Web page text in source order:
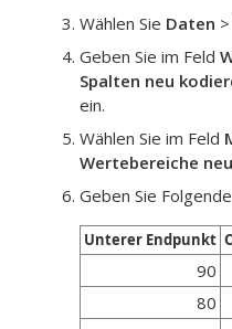
Wählen Sie Daten >
Geben Sie im Feld
Spalten neu
ein.
Wählen Sie im Feld
Wertebereiche
Geben Sie
Unterer Endpunkt
90
80